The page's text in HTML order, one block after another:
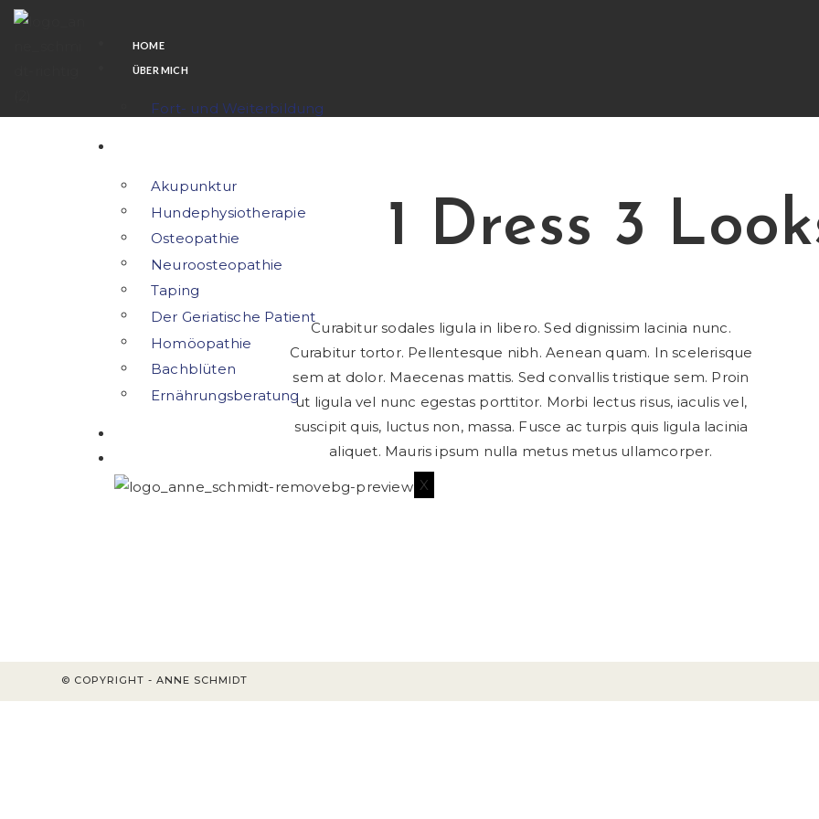
HOME
ÜBER MICH
Fort- und Weiterbildung
Akupunktur
Hundephysiotherapie
Osteopathie
Neuroosteopathie
Taping
Der Geriatische Patient
Homöopathie
Bachblüten
Ernährungsberatung
X
1 Dress 3
Curabitur sodales ligula in libero. Sed dignissim lacinia nunc.
Curabitur tortor. Pellentesque nibh. Aenean quam. In scelerisque
sem at dolor. Maecenas mattis. Sed convallis tristique sem. Proin
ut ligula vel nunc egestas porttitor. Morbi lectus risus, iaculis vel,
suscipit quis, luctus non, massa. Fusce ac turpis quis ligula lacinia
aliquet. Mauris ipsum nulla metus metus ullamcorper.
© COPYRIGHT - ANNE SCHMIDT